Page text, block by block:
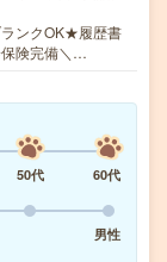
ンクOK★履歴書
険完備＼…
50代
60代
男性